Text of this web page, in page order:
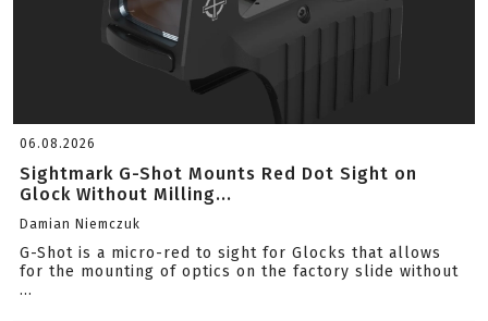
06.08.2026
Sightmark G-Shot Mounts Red Dot Sight on
Glock Without Milling...
Damian Niemczuk
G-Shot is a micro-red to sight for Glocks that allows
for the mounting of optics on the factory slide without
...